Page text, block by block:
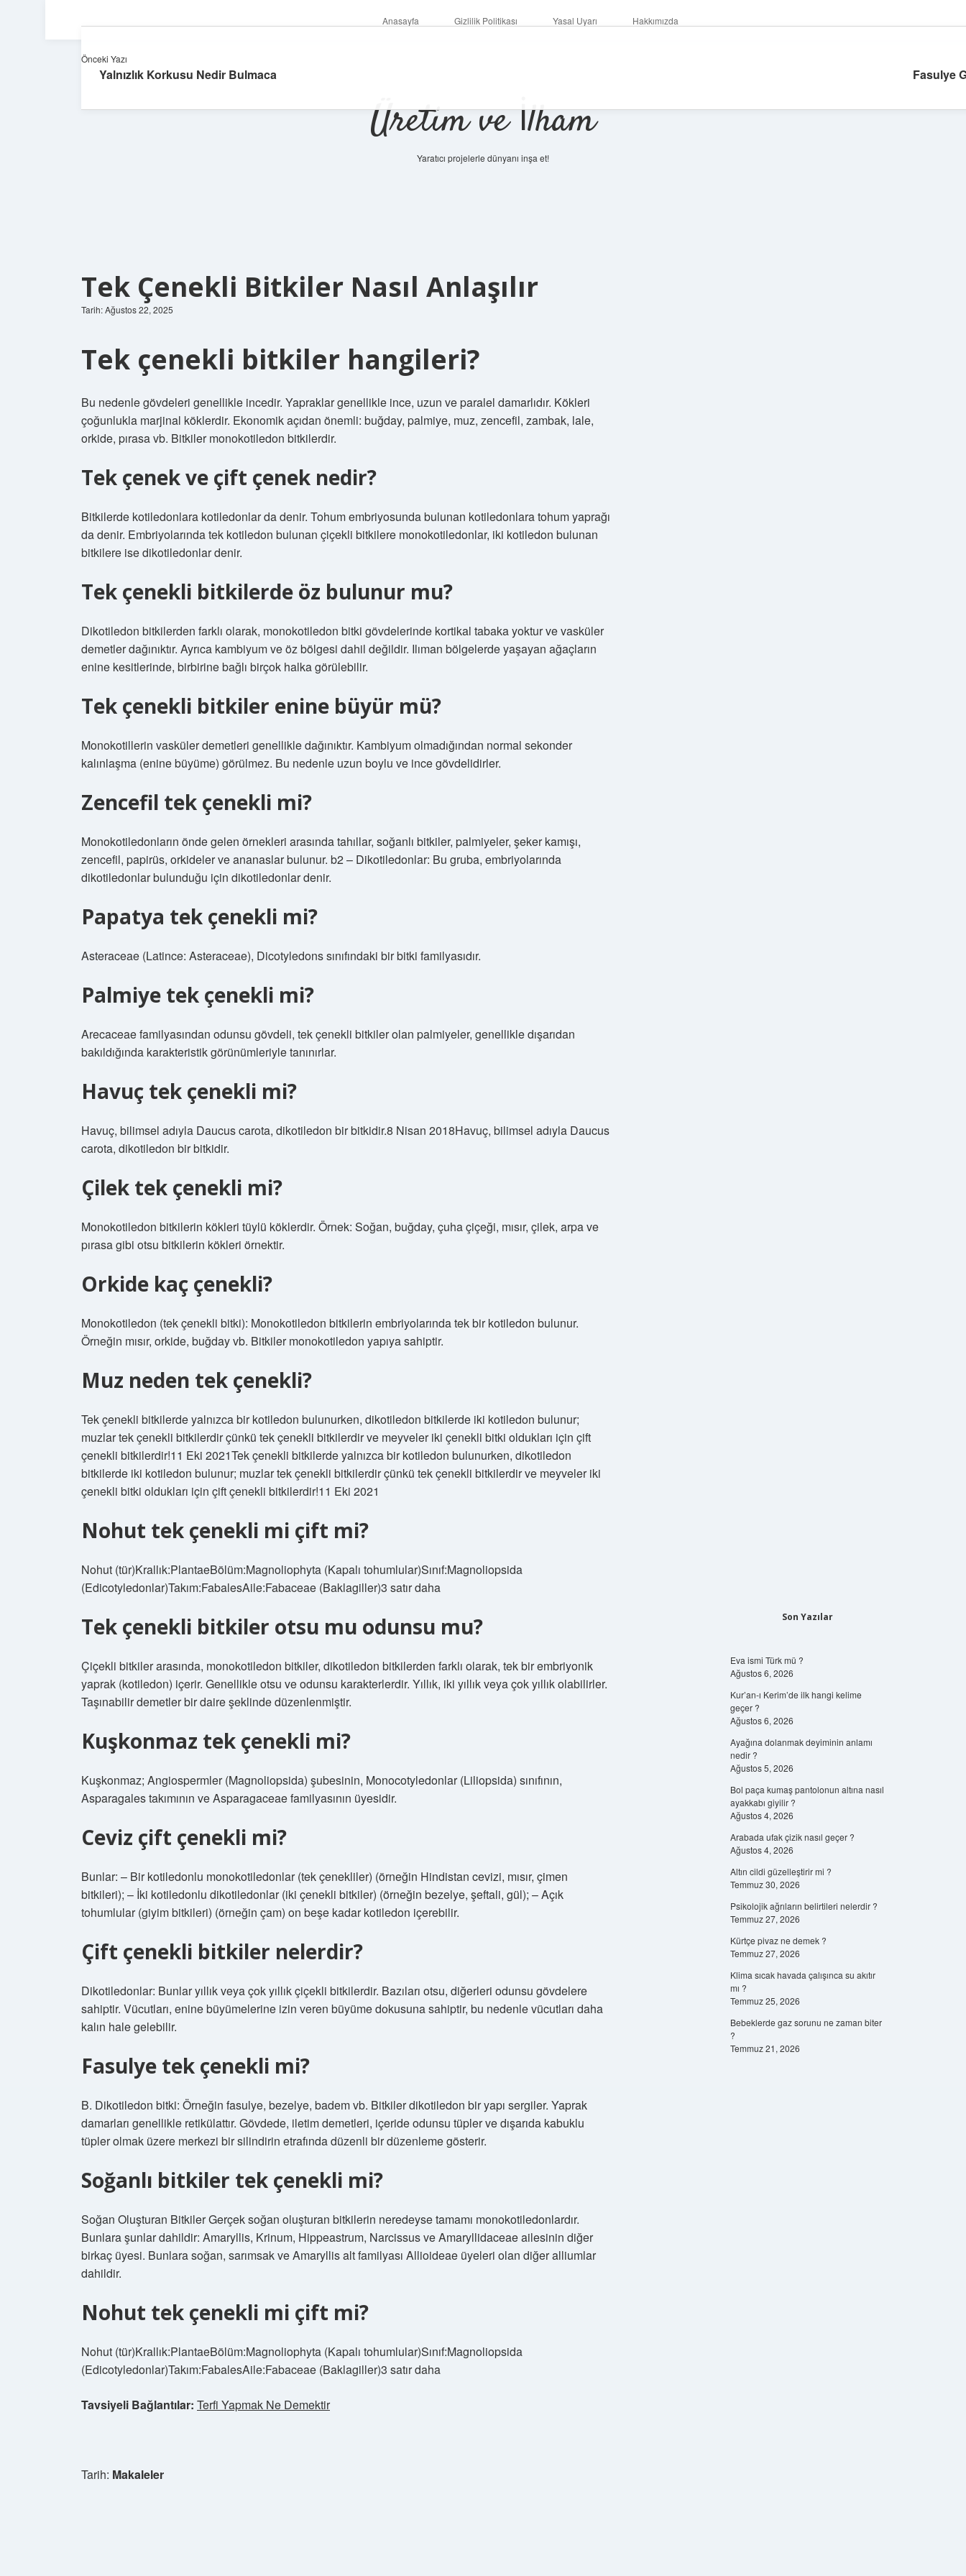
Anasayfa Gizlilik Politikası Yasal Uyarı Hakkımızda
Üretim ve İlham
Yaratıcı projelerle dünyanı inşa et!
Tek Çenekli Bitkiler Nasıl Anlaşılır
Tarih: Ağustos 22, 2025
Tek çenekli bitkiler hangileri?
Bu nedenle gövdeleri genellikle incedir. Yapraklar genellikle ince, uzun ve paralel damarlıdır. Kökleri
çoğunlukla marjinal köklerdir. Ekonomik açıdan önemli: buğday, palmiye, muz, zencefil, zambak, lale,
orkide, pırasa vb. Bitkiler monokotiledon bitkilerdir.
Tek çenek ve çift çenek nedir?
Bitkilerde kotiledonlara kotiledonlar da denir. Tohum embriyosunda bulunan kotiledonlara tohum yaprağı
da denir. Embriyolarında tek kotiledon bulunan çiçekli bitkilere monokotiledonlar, iki kotiledon bulunan
bitkilere ise dikotiledonlar denir.
Tek çenekli bitkilerde öz bulunur mu?
Dikotiledon bitkilerden farklı olarak, monokotiledon bitki gövdelerinde kortikal tabaka yoktur ve vasküler
demetler dağınıktır. Ayrıca kambiyum ve öz bölgesi dahil değildir. Ilıman bölgelerde yaşayan ağaçların
enine kesitlerinde, birbirine bağlı birçok halka görülebilir.
Tek çenekli bitkiler enine büyür mü?
Monokotillerin vasküler demetleri genellikle dağınıktır. Kambiyum olmadığından normal sekonder
kalınlaşma (enine büyüme) görülmez. Bu nedenle uzun boylu ve ince gövdelidirler.
Zencefil tek çenekli mi?
Monokotiledonların önde gelen örnekleri arasında tahıllar, soğanlı bitkiler, palmiyeler, şeker kamışı,
zencefil, papirüs, orkideler ve ananaslar bulunur. b2 – Dikotiledonlar: Bu gruba, embriyolarında
dikotiledonlar bulunduğu için dikotiledonlar denir.
Papatya tek çenekli mi?
Asteraceae (Latince: Asteraceae), Dicotyledons sınıfındaki bir bitki familyasıdır.
Palmiye tek çenekli mi?
Arecaceae familyasından odunsu gövdeli, tek çenekli bitkiler olan palmiyeler, genellikle dışarıdan
bakıldığında karakteristik görünümleriyle tanınırlar.
Havuç tek çenekli mi?
Havuç, bilimsel adıyla Daucus carota, dikotiledon bir bitkidir.8 Nisan 2018Havuç, bilimsel adıyla Daucus
carota, dikotiledon bir bitkidir.
Çilek tek çenekli mi?
Monokotiledon bitkilerin kökleri tüylü köklerdir. Örnek: Soğan, buğday, çuha çiçeği, mısır, çilek, arpa ve
pırasa gibi otsu bitkilerin kökleri örnektir.
Orkide kaç çenekli?
Monokotiledon (tek çenekli bitki): Monokotiledon bitkilerin embriyolarında tek bir kotiledon bulunur.
Örneğin mısır, orkide, buğday vb. Bitkiler monokotiledon yapıya sahiptir.
Muz neden tek çenekli?
Tek çenekli bitkilerde yalnızca bir kotiledon bulunurken, dikotiledon bitkilerde iki kotiledon bulunur;
muzlar tek çenekli bitkilerdir çünkü tek çenekli bitkilerdir ve meyveler iki çenekli bitki oldukları için çift
çenekli bitkilerdir!11 Eki 2021Tek çenekli bitkilerde yalnızca bir kotiledon bulunurken, dikotiledon
bitkilerde iki kotiledon bulunur; muzlar tek çenekli bitkilerdir çünkü tek çenekli bitkilerdir ve meyveler iki
çenekli bitki oldukları için çift çenekli bitkilerdir!11 Eki 2021
Nohut tek çenekli mi çift mi?
Nohut (tür)Krallık:PlantaeBölüm:Magnoliophyta (Kapalı tohumlular)Sınıf:Magnoliopsida
(Edicotyledonlar)Takım:FabalesAile:Fabaceae (Baklagiller)3 satır daha
Tek çenekli bitkiler otsu mu odunsu mu?
Çiçekli bitkiler arasında, monokotiledon bitkiler, dikotiledon bitkilerden farklı olarak, tek bir embriyonik
yaprak (kotiledon) içerir. Genellikle otsu ve odunsu karakterlerdir. Yıllık, iki yıllık veya çok yıllık olabilirler.
Taşınabilir demetler bir daire şeklinde düzenlenmiştir.
Kuşkonmaz tek çenekli mi?
Kuşkonmaz; Angiospermler (Magnoliopsida) şubesinin, Monocotyledonlar (Liliopsida) sınıfının,
Asparagales takımının ve Asparagaceae familyasının üyesidir.
Ceviz çift çenekli mi?
Bunlar: – Bir kotiledonlu monokotiledonlar (tek çenekliler) (örneğin Hindistan cevizi, mısır, çimen
bitkileri); – İki kotiledonlu dikotiledonlar (iki çenekli bitkiler) (örneğin bezelye, şeftali, gül); – Açık
tohumlular (giyim bitkileri) (örneğin çam) on beşe kadar kotiledon içerebilir.
Çift çenekli bitkiler nelerdir?
Dikotiledonlar: Bunlar yıllık veya çok yıllık çiçekli bitkilerdir. Bazıları otsu, diğerleri odunsu gövdelere
sahiptir. Vücutları, enine büyümelerine izin veren büyüme dokusuna sahiptir, bu nedenle vücutları daha
kalın hale gelebilir.
Fasulye tek çenekli mi?
B. Dikotiledon bitki: Örneğin fasulye, bezelye, badem vb. Bitkiler dikotiledon bir yapı sergiler. Yaprak
damarları genellikle retikülattır. Gövdede, iletim demetleri, içeride odunsu tüpler ve dışarıda kabuklu
tüpler olmak üzere merkezi bir silindirin etrafında düzenli bir düzenleme gösterir.
Soğanlı bitkiler tek çenekli mi?
Soğan Oluşturan Bitkiler Gerçek soğan oluşturan bitkilerin neredeyse tamamı monokotiledonlardır.
Bunlara şunlar dahildir: Amaryllis, Krinum, Hippeastrum, Narcissus ve Amaryllidaceae ailesinin diğer
birkaç üyesi. Bunlara soğan, sarımsak ve Amaryllis alt familyası Allioideae üyeleri olan diğer alliumlar
dahildir.
Nohut tek çenekli mi çift mi?
Nohut (tür)Krallık:PlantaeBölüm:Magnoliophyta (Kapalı tohumlular)Sınıf:Magnoliopsida
(Edicotyledonlar)Takım:FabalesAile:Fabaceae (Baklagiller)3 satır daha
Tavsiyeli Bağlantılar: Terfi Yapmak Ne Demektir
Tarih: Makaleler
Önceki Yazı
Yalnızlık Korkusu Nedir Bulmaca Fasulye
Son Yazılar
Eva ismi Türk mü ?
Ağustos 6, 2026
Kur’an-ı Kerim’de ilk hangi kelime
geçer ?
Ağustos 6, 2026
Ayağına dolanmak deyiminin anlamı
nedir ?
Ağustos 5, 2026
Bol paça kumaş pantolonun altına nasıl
ayakkabı giyilir ?
Ağustos 4, 2026
Arabada ufak çizik nasıl geçer ?
Ağustos 4, 2026
Altın cildi güzelleştirir mi ?
Temmuz 30, 2026
Psikolojik ağrıların belirtileri nelerdir ?
Temmuz 27, 2026
Kürtçe pivaz ne demek ?
Temmuz 27, 2026
Klima sıcak havada çalışınca su akıtır
mı ?
Temmuz 25, 2026
Bebeklerde gaz sorunu ne zaman biter
?
Temmuz 21, 2026